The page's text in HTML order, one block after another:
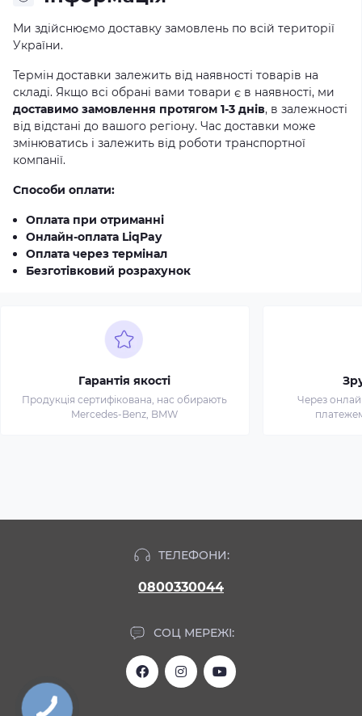
Ми здійснюємо доставку замовлень по всій території
України.
Термін доставки залежить від наявності товарів на
складі. Якщо всі обрані вами товари є в наявності, ми
доставимо замовлення протягом 1-3 днів, в залежності
від відстані до вашого регіону. Час доставки може
змінюватись і залежить від роботи транспортної
компанії.
Способи оплати:
Оплата при отриманні
Онлайн-оплата LiqPay
Оплата через термінал
Безготівковий розрахунок
Гарантія якості
Продукція сертифікована, нас обирають
Mercedes-Benz, BMW
Через
ТЕЛЕФОНИ:
0800330044
СОЦ МЕРЕЖІ: